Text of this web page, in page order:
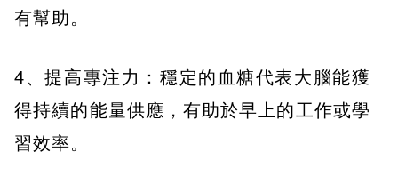
有幫助。
4、提高專注力：穩定的血糖代表大腦能獲
得持續的能量供應，有助於早上的工作或學
習效率。